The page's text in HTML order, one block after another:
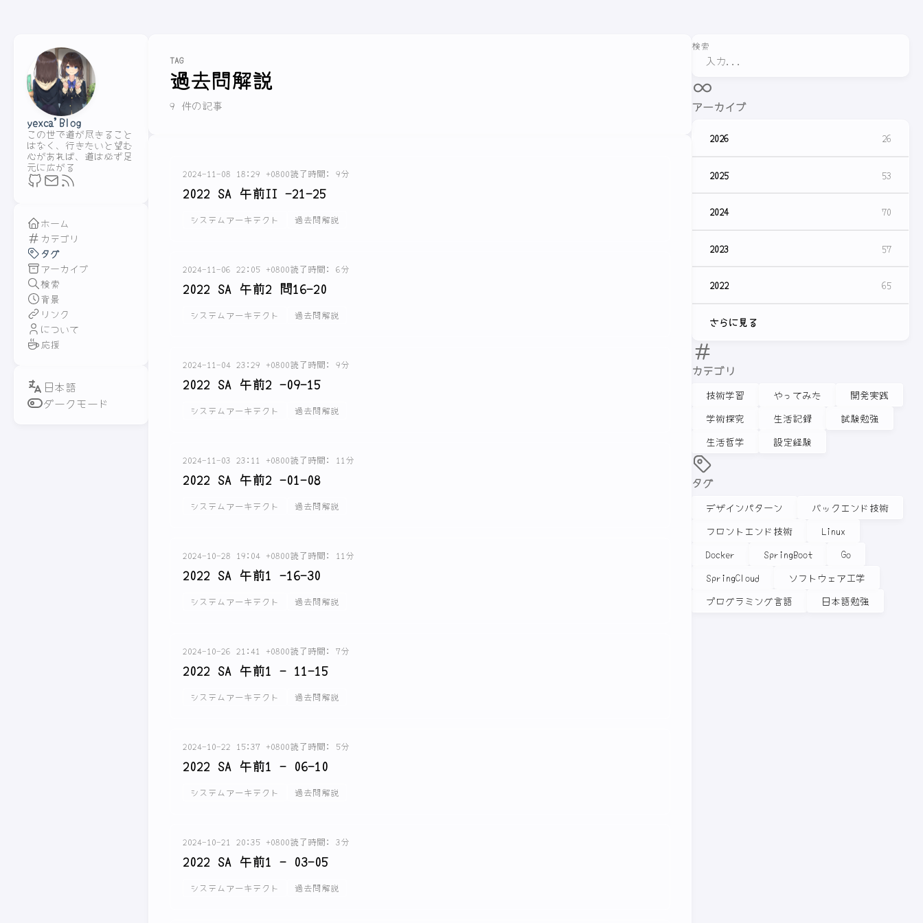
yexca'Blog
この世で道が尽きること
はなく、行きたいと望む
心があれば、道は必ず足
元に広がる
ホーム
カテゴリ
タグ
アーカイブ
検索
背景
リンク
について
応援
ダークモード
検索
アーカイブ
2026 26
2025 53
2024 70
2023 57
2022 65
さらに見る
カテゴリ
技術学習 やってみた
開発実践
学術探究
生活記録
試験勉強
生活哲学
設定経験
タグ
デザインパターン
バックエンド技術
フロントエンド技術
Linux
Docker
SpringBoot
Go
SpringCloud
ソフトウェア工学
プログラミング言語
日本語勉強
TAG
過去問解説
9 件の記事
2024-11-08 18:29 +0800読了時間: 9分
2022 SA 午前II -21-25
システムアーキテクト 過去問解説
2024-11-06 22:05 +0800読了時間: 6分
2022 SA 午前2 問16-20
システムアーキテクト 過去問解説
2024-11-04 23:29 +0800読了時間: 9分
2022 SA 午前2 -09-15
システムアーキテクト 過去問解説
2024-11-03 23:11 +0800読了時間: 11分
2022 SA 午前2 -01-08
システムアーキテクト 過去問解説
2024-10-28 19:04 +0800読了時間: 11分
2022 SA 午前1 -16-30
システムアーキテクト 過去問解説
2024-10-26 21:41 +0800読了時間: 7分
2022 SA 午前1 - 11-15
システムアーキテクト 過去問解説
2024-10-22 15:37 +0800読了時間: 5分
2022 SA 午前1 - 06-10
システムアーキテクト 過去問解説
2024-10-21 20:35 +0800読了時間: 3分
2022 SA 午前1 - 03-05
システムアーキテクト 過去問解説